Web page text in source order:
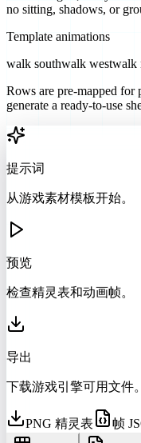
no sitting, shadows, or
Template animations
walk southwalk westwalk
Rows are pre-mapped for
generate a ready-to-use
提示词
从游戏素材模板开始。
预览
检查精灵表和动画帧。
导出
下载游戏引擎可用文件。
PNG 精灵表 帧